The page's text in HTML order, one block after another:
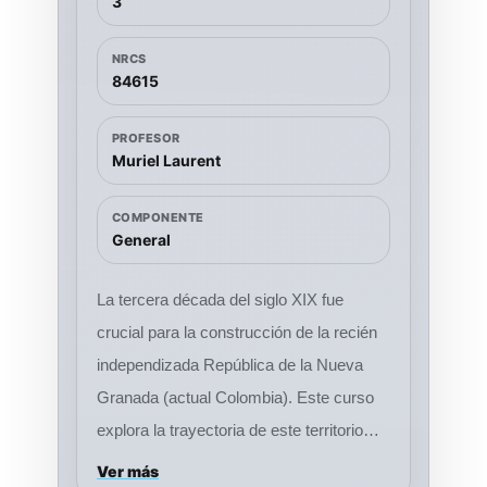
visuales, materiales y artísticas. Al
finalizar el curso, los estudiantes habrán
adquirido un amplio panorama sobre el
arte y los fenómenos de la cultura
material que tuvieron lugar en el actual
territorio de Colombia.
NRCS
84615
PROFESOR
Muriel Laurent
COMPONENTE
General
La tercera década del siglo XIX fue
crucial para la construcción de la recién
independizada República de la Nueva
Granada (actual Colombia). Este curso
explora la trayectoria de este territorio
entre 1819 y 1830 caracterizada por la
Ver más